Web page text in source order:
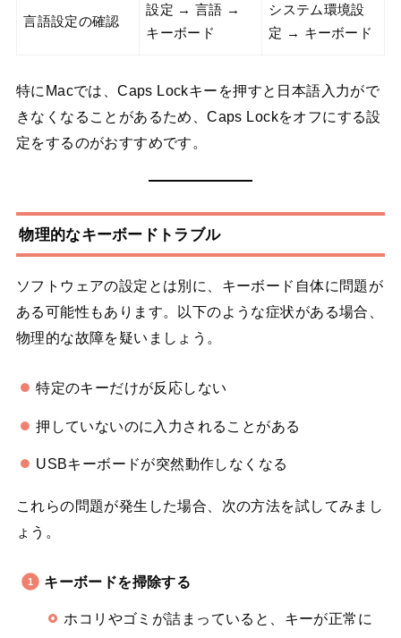
言語設定の確認
設定 → 言語 →
キーボード
システム環境設
定 → キーボード
特にMacでは、Caps Lockキーを押すと日本語入力がで
きなくなることがあるため、Caps Lockをオフにする設
定をするのがおすすめです。
物理的なキーボードトラブル
ソフトウェアの設定とは別に、キーボード自体に問題が
ある可能性もあります。以下のような症状がある場合、
物理的な故障を疑いましょう。
特定のキーだけが反応しない
押していないのに入力されることがある
USBキーボードが突然動作しなくなる
これらの問題が発生した場合、次の方法を試してみまし
ょう。
キーボードを掃除する
ホコリやゴミが詰まっていると、キーが正常に